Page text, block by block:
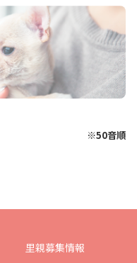
※50音順
里親募集情報